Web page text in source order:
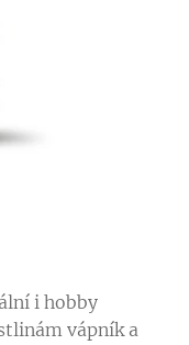
i hobby
vápník a